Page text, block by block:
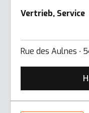
Vertrieb, Service
Rue des Aulnes ∙